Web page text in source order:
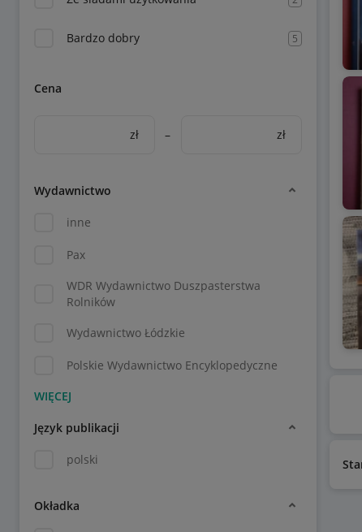
Bardzo dobry 5
Cena
zł – zł
Wydawnictwo
inne
Pax
WDR Wydawnictwo Duszpasterstwa
Rolników
Wydawnictwo Łódzkie
Polskie Wydawnictwo Encyklopedyczne
Język publikacji
polski
Okładka